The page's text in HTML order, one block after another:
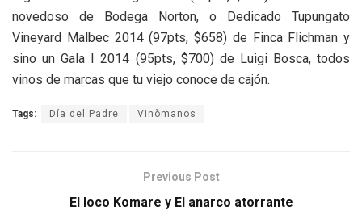
novedoso de Bodega Norton, o Dedicado Tupungato
Vineyard Malbec 2014 (97pts, $658) de Finca Flichman y
sino un Gala I 2014 (95pts, $700) de Luigi Bosca, todos
vinos de marcas que tu viejo conoce de cajón.
Tags: Día del Padre Vinòmanos
Previous Post
El loco Komare y El anarco atorrante